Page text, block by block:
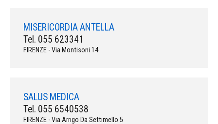
MISERICORDIA ANTELLA
Tel. 055 623341
FIRENZE - Via Montisoni 14
SALUS MEDICA
Tel. 055 6540538
FIRENZE - Via Arrigo Da Settimello 5